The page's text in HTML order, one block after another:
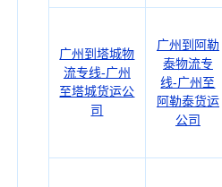
广州到塔城物
流专线-广州
至塔城货运公
司
广州到阿勒
泰物流专
线-广州至
阿勒泰货运
公司